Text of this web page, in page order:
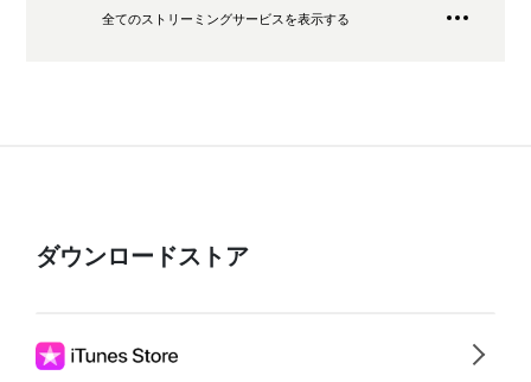
全てのストリーミングサービスを表示する
ダウンロードストア